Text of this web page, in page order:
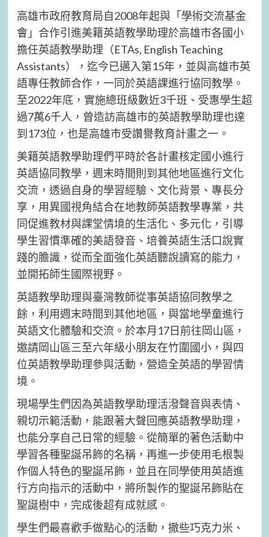
高雄市政府教育局自2008年起與「學術交流基金
會」合作引進美籍英語教學助理於高雄市各國小
擔任英語教學助理（ETAs, English Teaching
Assistants），迄今已邁入第15年，並與高雄市英
語專任教師合作，一同於英語課進行協同教學。
至2022年底，實施總班級數近3千班、受惠學生超
過7萬6千人，曾造訪高雄市的英語教學助理也達
到173位，也是高雄市受讚譽教育計畫之一。
美籍英語教學助理們平時於各計畫核定國小進行
英語協同教學，週末時間則到其他地區進行文化
交流，透過自身的學習經驗、文化背景、專長分
享，用異國視角結合在地教師英語教學專業，共
同促進教材與課堂情境的生活化、多元化，引導
學生習慣準確的美語發音、培養英語生活口說實
踐的膽識，從而全面強化英語聽說讀寫的能力，
並開拓師生國際視野。
英語教學助理與臺灣教師從事英語協同教學之
餘，利用週末時間到其他地區，與當地學童進行
英語文化體驗和交流。於本月17日前往岡山區，
邀請岡山區三至六年級小朋友在竹圍國小，與四
位英語教學助理參與活動，營造全英語的學習情
境。
現場學生們因為英語教學助理活潑聲音與表情、
親切示範活動，能跟著大聲回應英語教學助理，
也能分享自己日常的經驗。從簡單的著色活動中
學習各種聖誕吊飾的名稱，再進一步使用毛根製
作個人特色的聖誕吊飾，並且在同學使用英語進
行方向指示的活動中，將所製作的聖誕吊飾貼在
聖誕樹中，完成後超有成就感。
學生們最喜歡手做點心的活動，撒些巧克力米、